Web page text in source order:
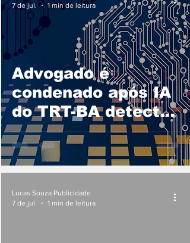
Advogado é
condenado após IA
do TRT-BA detectar
comando oculto em
recurso
7 de jul.
1 min de leitura
Lucas Souza Publicidade
7 de jul.
1 min de leitura